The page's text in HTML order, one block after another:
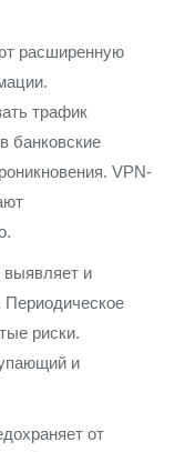
расширенную
трафик
банковские
VPN-
выявляет и
Периодическое
риски.
и
от